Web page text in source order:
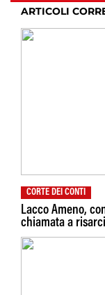
ARTICOLI
CORTE DEI CONTI
Lacco Ameno,
chiamata a